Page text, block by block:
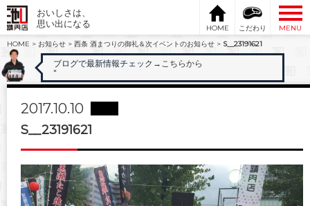
おいしさは、
思い出になる
HOME こだわり
MENU
HOME > お知らせ > 西条 酒まつりの御礼＆次イベントのお知らせ > S__23191621
ブログで最新情報チェック →こちらから
"
2017.10.10
S__23191621